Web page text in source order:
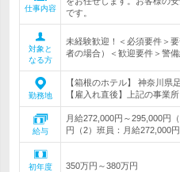
仕事内容
です。
対象と
なる方
未経験歓迎！＜必須要件＞
者の場合）＜歓迎要件＞警
勤務地
【箱根のホテル】 神奈川
【雇入れ直後】上記の事業
給与
月給272,000円～295,000円
円（2）班員：月給272,000
初年度
350万円～380万円